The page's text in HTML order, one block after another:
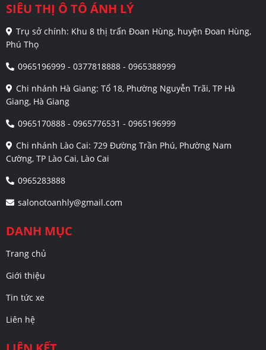
SIÊU THỊ Ô TÔ ÁNH LÝ
Trụ sở chính: Khu 8 thị trấn Đoan Hùng, huyện Đoan Hùng,
Phú Thọ
0965196999 - 0377818888 - 0965388999
Chi nhánh Hà Giang: Tổ 18, Phường Nguyễn Trãi, TP Hà
Giang, Hà Giang
0965170888 - 0965776531 - 0965196999
Chi nhánh Lào Cai: 729 Đường Trần Phú, Phường Nam
Cường, TP Lào Cai, Lào Cai
0965283888
salonotoanhly@gmail.com
DANH MỤC
Trang chủ
Giới thiệu
Tin tức xe
Liên hệ